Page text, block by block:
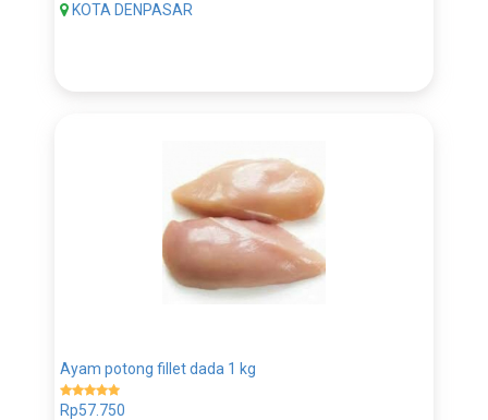
KOTA DENPASAR
Ayam potong fillet dada 1 kg
Rp57.750